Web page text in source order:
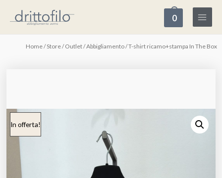
0
Home/Store/Outlet/Abbigliamento/ T-shirt ricamo+stampa In The Box
In offerta!